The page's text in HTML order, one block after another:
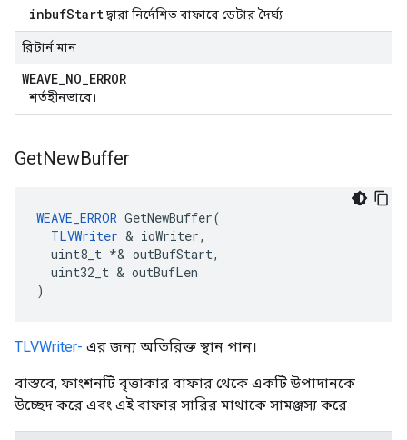
inbufStartদ্বারা নির্দেশিত বাফারে ডেটার দৈর্ঘ্য
রিটার্ন মান
WEAVE_NO_ERROR
শর্তহীনভাবে।
GetNewBuffer
WEAVE_ERROR GetNewBuffer(
TLVWriter & ioWriter,
  uint8_t *& outBufStart,
  uint32_t & outBufLen
)
TLVWriter- এর জন্য অতিরিক্ত স্থান পান।
বাস্তবে, ফাংশনটি বৃত্তাকার বাফার থেকে একটি উপাদানকে
উচ্ছেদ করে এবং এই বাফার সারির মাথাকে সামঞ্জস্য করে